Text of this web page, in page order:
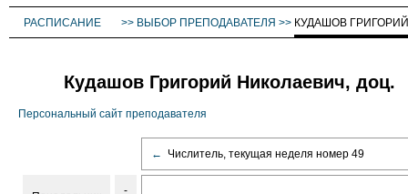
РАСПИСАНИЕ >> ВЫБОР ПРЕПОДАВАТЕЛЯ >> КУДАШОВ
Кудашов Григорий Николаевич, доц.
Персональный сайт преподавателя
← Числитель, текущая неделя номер 49
-